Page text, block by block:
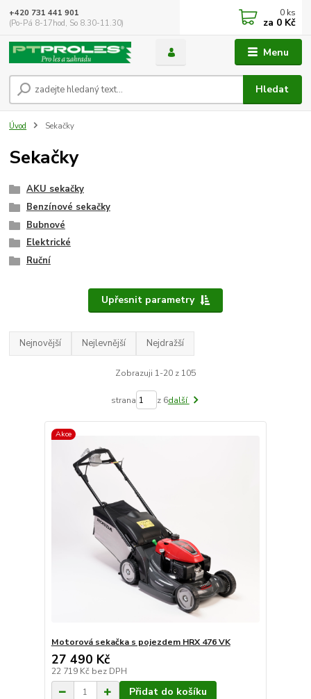
Menu
Hledat
+420 731 441 901
(Po-Pá 8-17hod, So 8.30-11.30)
0 ks
za 0 Kč
Úvod Sekačky
Sekačky
AKU sekačky
Benzínové sekačky
Bubnové
Elektrické
Ruční
Upřesnit parametry
Nejnovější Nejlevnější Nejdražší
Zobrazuji 1-20 z 105
strana z 6další
Akce
Motorová sekačka s pojezdem HRX 476 VK
27 490 Kč
22 719 Kč bez DPH
Přidat do košíku